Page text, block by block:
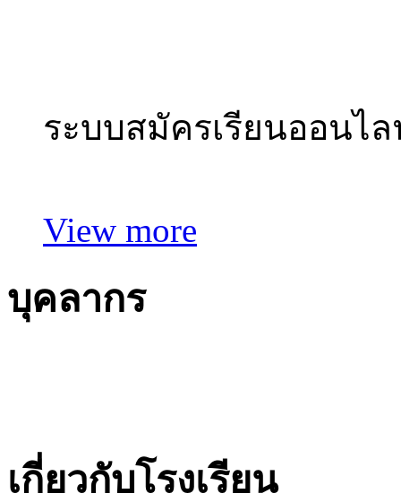
ระบบสมัครเรียนออนไ
View more
บุคลากร
เกี่ยวกับโรงเรียน